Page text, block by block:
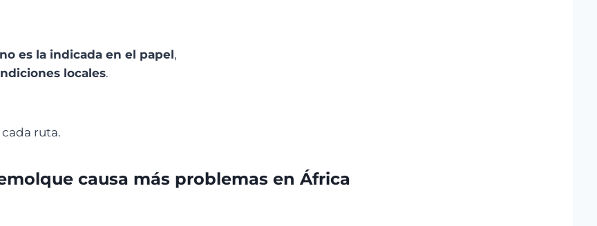
es la indicada en el papel,
locales.
cada ruta.
causa más problemas en África